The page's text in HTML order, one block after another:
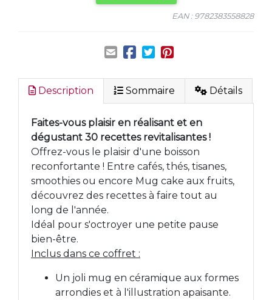
EAN : 9782383558828
Description Sommaire Détails
Faites-vous plaisir en réalisant et en
dégustant 30 recettes revitalisantes !
Offrez-vous le plaisir d'une boisson
reconfortante ! Entre cafés, thés, tisanes,
smoothies ou encore Mug cake aux fruits,
découvrez des recettes à faire tout au
long de l'année.
Idéal pour s'octroyer une petite pause
bien-être.
Inclus dans ce coffret :
Un joli mug en céramique aux formes
arrondies et à l'illustration apaisante.